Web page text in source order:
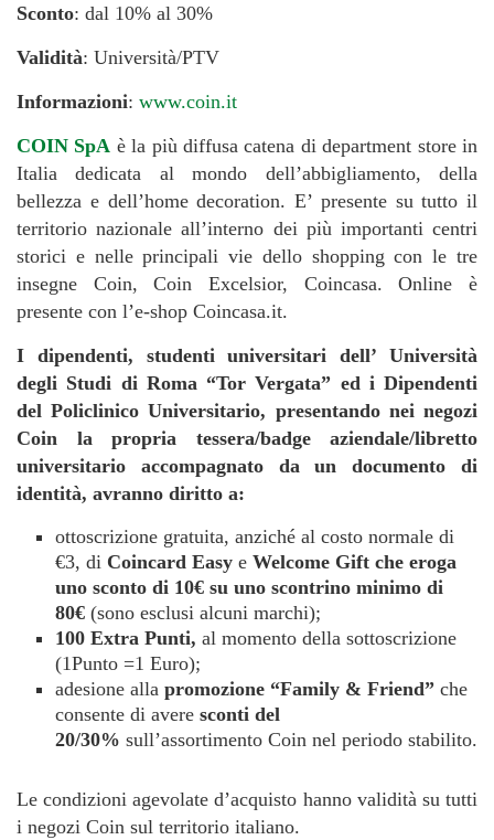
Sconto: dal 10% al 30%
Validità: Università/PTV
Informazioni: www.coin.it
COIN SpA è la più diffusa catena di department store in
Italia dedicata al mondo dell’abbigliamento, della
bellezza e dell’home decoration. E’ presente su tutto il
territorio nazionale all’interno dei più importanti centri
storici e nelle principali vie dello shopping con le tre
insegne Coin, Coin Excelsior, Coincasa. Online è
presente con l’e-shop Coincasa.it.
I dipendenti, studenti universitari dell’ Università
degli Studi di Roma “Tor Vergata” ed i Dipendenti
del Policlinico Universitario, presentando nei negozi
Coin la propria tessera/badge aziendale/libretto
universitario accompagnato da un documento di
identità, avranno diritto a:
ottoscrizione gratuita, anziché al costo normale di
€3, di Coincard Easy e Welcome Gift che eroga
uno sconto di 10€ su uno scontrino minimo di
80€ (sono esclusi alcuni marchi);
100 Extra Punti, al momento della sottoscrizione
(1Punto =1 Euro);
adesione alla promozione “Family & Friend” che
consente di avere sconti del
20/30% sull’assortimento Coin nel periodo stabilito.
Le condizioni agevolate d’acquisto hanno validità su tutti
i negozi Coin sul territorio italiano.